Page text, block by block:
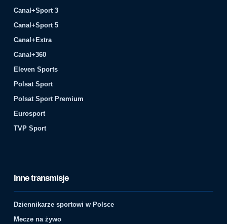
Canal+Sport 3
Canal+Sport 5
Canal+Extra
Canal+360
Eleven Sports
Polsat Sport
Polsat Sport Premium
Eurosport
TVP Sport
Inne transmisje
Dziennikarze sportowi w Polsce
Mecze na żywo